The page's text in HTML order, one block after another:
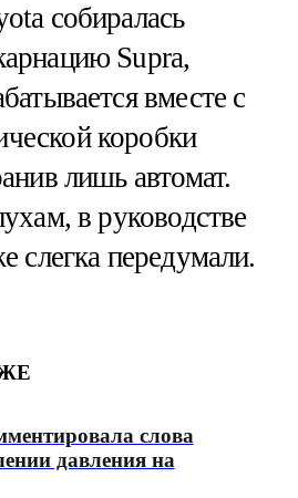
собиралась
Supra,
вместе с
коробки
лишь автомат.
в руководстве
слегка передумали.
слова
давления на